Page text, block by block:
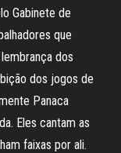
Gabinete de
que
dos
dos jogos de
Panaca
Eles cantam as
faixas por ali.